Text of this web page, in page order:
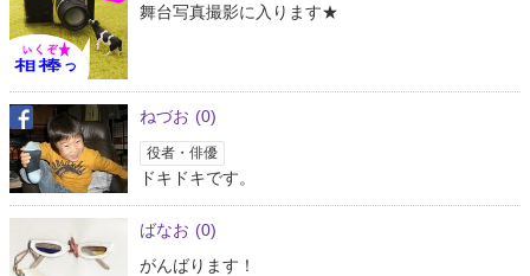
舞台写真撮影に入ります★
ねづお (0)
役者・俳優
ドキドキです。
ばなお (0)
がんばります！